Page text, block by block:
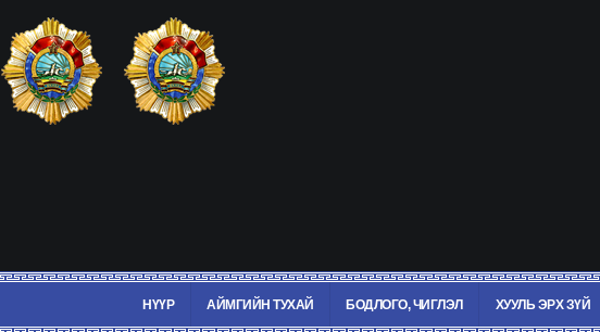
НҮҮР АЙМГИЙН ТУХАЙ БОДЛОГО, ЧИГЛЭЛ ХУУЛЬ ЭРХ ЗҮЙ